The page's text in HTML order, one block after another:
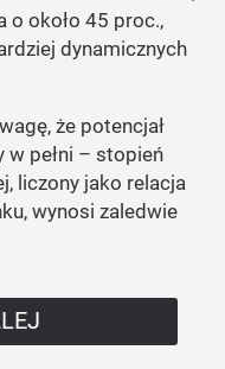
o około 45 proc.,
dynamicznych
że potencjał
w pełni – stopień
liczony jako relacja
wynosi zaledwie